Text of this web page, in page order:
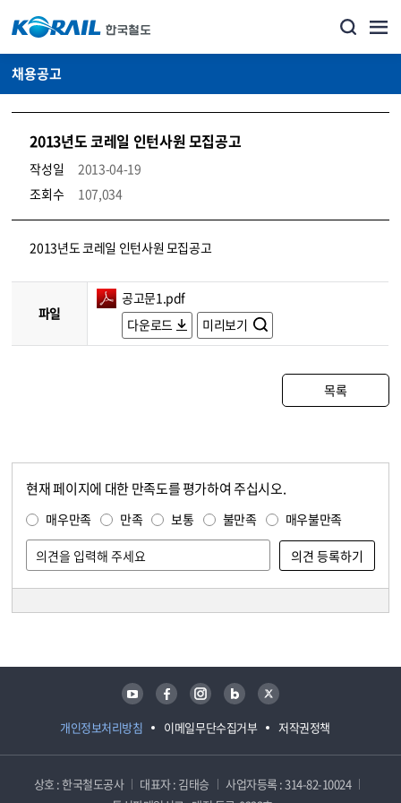
채용공고
2013년도 코레일 인턴사원 모집공고
작성일
2013-04-19
조회수
107,034
코레일소개_경영공시_채용공고 상세보기 – 내용, 파일, 담당자 연락처로 구성
2013년도 코레일 인턴사원 모집공고
파일
공고문1.pdf
다운로드
미리보기
목록
현재 페이지에 대한 만족도를 평가하여 주십시오.
매우만족 만족 보통 불만족 매우불만족
개인정보처리방침 이메일무단수집거부 저작권정책
유튜브 페이스북 인스타그램 블로그 트위터
상호 : 한국철도공사 대표자 : 김태승
사업자등록 : 314-82-10024